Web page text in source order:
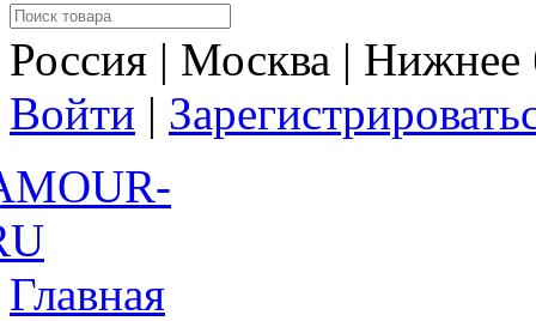
Россия | Москва |
Войти |
Главная